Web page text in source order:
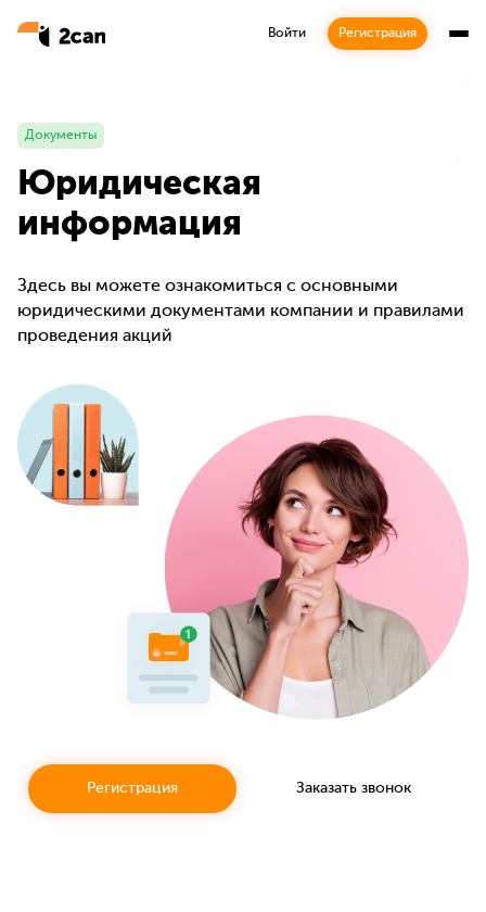
Войти Регистрация
Документы
Юридическая
информация
Здесь вы можете ознакомиться с основными
юридическими документами компании и правилами
проведения акций
Регистрация Заказать звонок